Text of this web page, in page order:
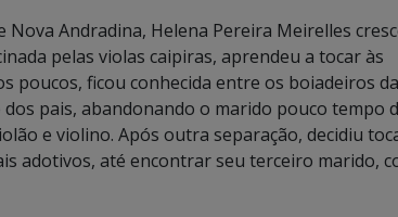
Andradina, Helena Pereira Meirelles
pelas violas caipiras, aprendeu a tocar às
poucos, ficou conhecida entre os boiadeiros da
pais, abandonando o marido pouco tempo
e violino. Após outra separação, decidiu
adotivos, até encontrar seu terceiro marido,